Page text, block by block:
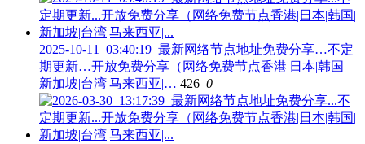
2025-10-11_03:40:19_最新网络节点地址免费分享…不定
期更新…开放免费分享（网络免费节点香港|日本|韩国|
新加坡|台湾|马来西亚|… 426 0